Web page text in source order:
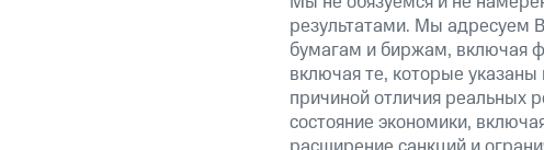
результатами. Мы адресуем
бумагам и биржам, включая
включая те, которые
причиной отличия реальных
состояние экономики,